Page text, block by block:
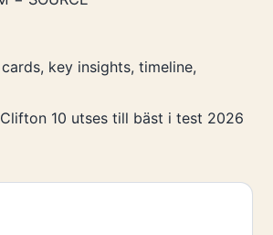
key insights, timeline,
Clifton 10 utses till bäst i test 2026